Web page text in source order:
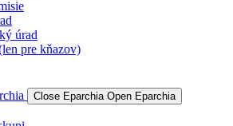
úrad
pre kňazov)
Close Eparchia Open Eparchia